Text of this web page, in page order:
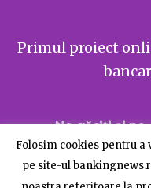
Primul proiect
Ne găsiți și pe
Folosim cookies pentru
pe site-ul